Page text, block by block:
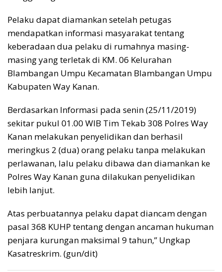
Pelaku dapat diamankan setelah petugas
mendapatkan informasi masyarakat tentang
keberadaan dua pelaku di rumahnya masing-
masing yang terletak di KM. 06 Kelurahan
Blambangan Umpu Kecamatan Blambangan Umpu
Kabupaten Way Kanan.
Berdasarkan Informasi pada senin (25/11/2019)
sekitar pukul 01.00 WIB Tim Tekab 308 Polres Way
Kanan melakukan penyelidikan dan berhasil
meringkus 2 (dua) orang pelaku tanpa melakukan
perlawanan, lalu pelaku dibawa dan diamankan ke
Polres Way Kanan guna dilakukan penyelidikan
lebih lanjut.
Atas perbuatannya pelaku dapat diancam dengan
pasal 368 KUHP tentang dengan ancaman hukuman
penjara kurungan maksimal 9 tahun,” Ungkap
Kasatreskrim. (gun/dit)